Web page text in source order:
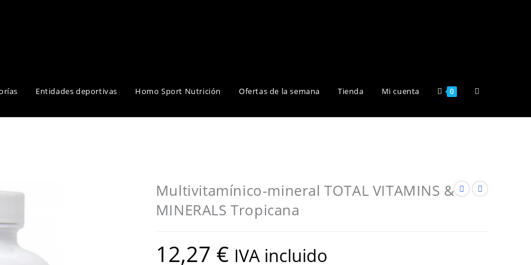
Entidades deportivas Homo Sport Nutrición Ofertas de la semana Tienda Mi cuenta 0 Alternar
Multivitamínico-mineral TOTAL VITAMINS &
MINERALS Tropicana
12,27 € IVA incluido